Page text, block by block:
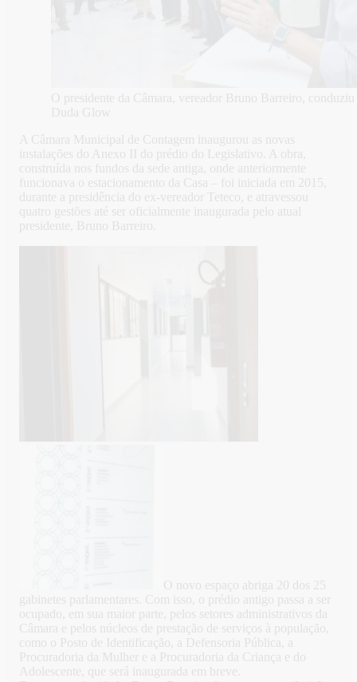
O presidente da Câmara, vereador Bruno Barreiro,
Duda Glow
A Câmara Municipal de Contagem inaugurou as novas
instalações do Anexo II do prédio do Legislativo. A obra,
construída nos fundos da sede antiga, onde anteriormente
funcionava o estacionamento da Casa – foi iniciada em 2015,
durante a presidência do ex-vereador Teteco, e atravessou
quatro gestões até ser oficialmente inaugurada pelo atual
presidente, Bruno Barreiro.
O novo espaço abriga 20 dos 25
gabinetes parlamentares. Com isso, o prédio antigo passa a ser
ocupado, em sua maior parte, pelos setores administrativos da
Câmara e pelos núcleos de prestação de serviços à população,
como o Posto de Identificação, a Defensoria Pública, a
Procuradoria da Mulher e a Procuradoria da Criança e do
Adolescente, que será inaugurada em breve.